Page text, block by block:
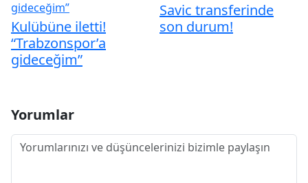
Kulübüne iletti!
“Trabzonspor’a
gideceğim”
Savic transferinde
son durum!
Yorumlar